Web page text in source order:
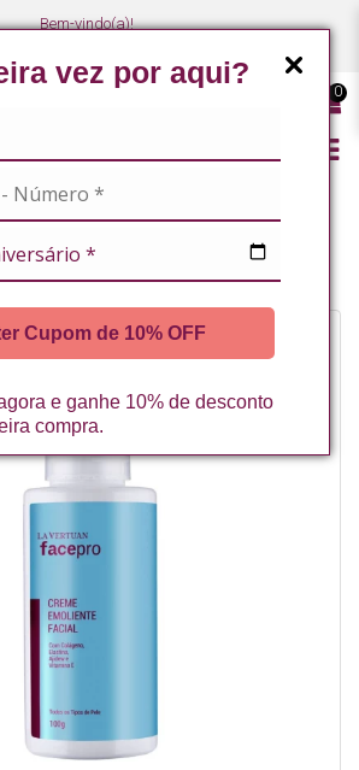
vez por aqui?
Cupom de 10% OFF
e ganhe 10% de desconto
compra.
Bem-vindo(a)!
0